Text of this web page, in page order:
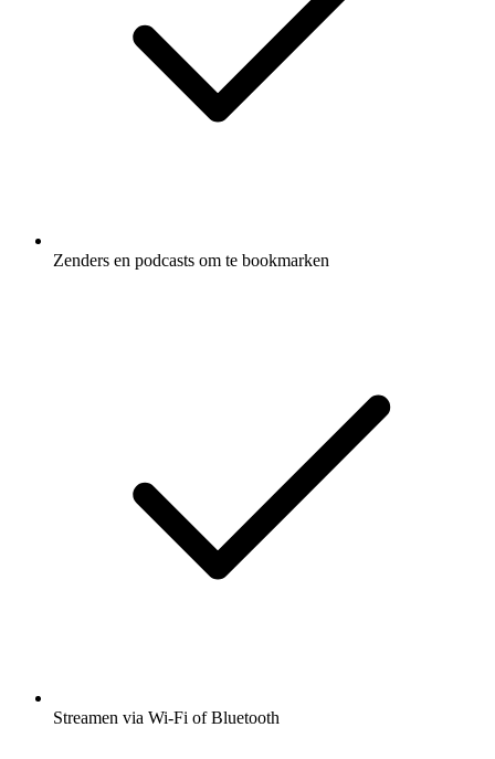
Zenders en podcasts om te bookmarken
Streamen via Wi-Fi of Bluetooth